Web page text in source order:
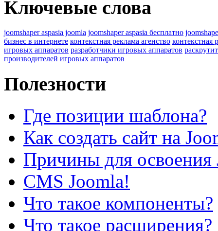
Ключевые слова
joomshaper aspasia joomla joomshaper aspasia бесплатно
бизнес в интернете контекстная реклама агенство контекстная
игровых аппаратов разработчики игровых аппаратов
производителей игровых аппаратов
Полезности
Где позиции шаблона?
Как создать сайт на
Причины для освоения
CMS Joomla!
Что такое компоненты?
Что такое расширения?